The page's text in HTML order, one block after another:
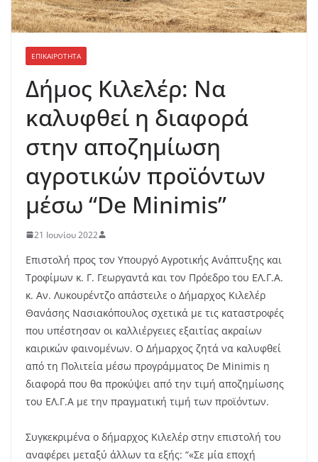
ΕΠΙΚΑΙΡΟΤΗΤΑ
Δήμος Κιλελέρ: Nα
καλυφθεί η διαφορά
στην αποζημίωση
αγροτικών προϊόντων
μέσω “De Minimis”
21 Ιουνίου 2022
Επιστολή προς τον Υπουργό Αγροτικής Ανάπτυξης και
Τροφίμων κ. Γ. Γεωργαντά και τον Πρόεδρο του ΕΛ.Γ.Α.
κ. Αν. Λυκουρέντζο απάστειλε ο Δήμαρχος Κιλελέρ
Θανάσης Νασιακόπουλος σχετικά με τις καταστροφές
που υπέστησαν οι καλλιέργειες εξαιτίας ακραίων
καιρικών φαινομένων. Ο Δήμαρχος ζητά να καλυφθεί
από τη Πολιτεία μέσω προγράμματος De Minimis η
διαφορά που θα προκύψει από την τιμή αποζημίωσης
του ΕΛ.Γ.Α με την πραγματική τιμή των προϊόντων.
Συγκεκριμένα ο δήμαρχος Κιλελέρ στην επιστολή του
αναφέρει μεταξύ άλλων τα εξής: “«Σε μία εποχή